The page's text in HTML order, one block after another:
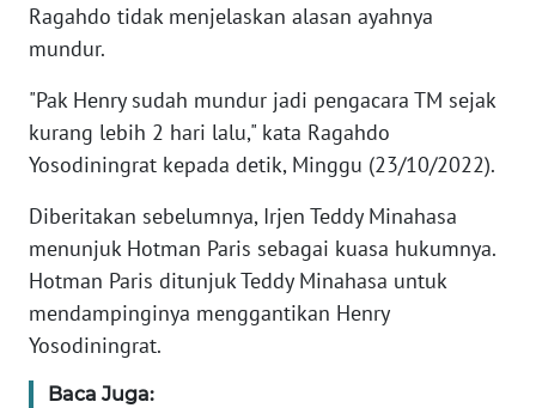
Ragahdo tidak menjelaskan alasan ayahnya
mundur.
"Pak Henry sudah mundur jadi pengacara TM sejak
kurang lebih 2 hari lalu," kata Ragahdo
Yosodiningrat kepada detik, Minggu (23/10/2022).
Diberitakan sebelumnya, Irjen Teddy Minahasa
menunjuk Hotman Paris sebagai kuasa hukumnya.
Hotman Paris ditunjuk Teddy Minahasa untuk
mendampinginya menggantikan Henry
Yosodiningrat.
Baca Juga:
PEDOMAN
MEDIA
REDAKSI
KARIR
DISCLAIMER
Wahana
News
Regional